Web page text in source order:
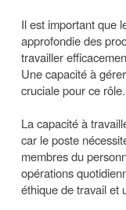
Il est important que
approfondie des
travailler
Une capacité à
cruciale pour ce rôle.
La capacité à
car le poste
membres du
opérations
éthique de travail et